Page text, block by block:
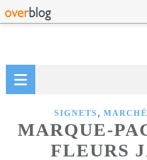
SIGNETS ,
MARQUE-
FLEURS